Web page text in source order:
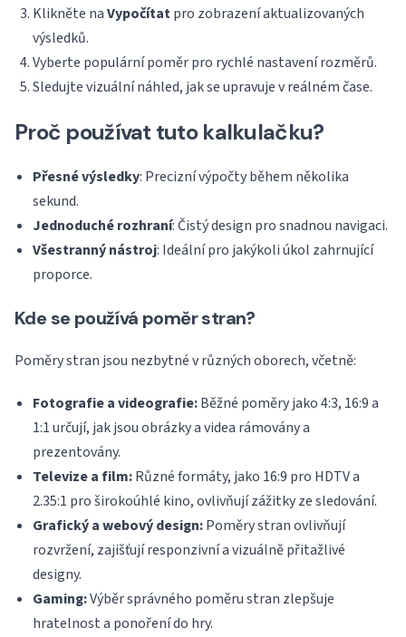
Klikněte naVypočítatpro zobrazení aktualizovaných
výsledků.
Vyberte populární poměr pro rychlé nastavení rozměrů.
Sledujte vizuální náhled, jak se upravuje v reálném čase.
Proč používat tuto kalkulačku?
Přesné výsledky: Precizní výpočty během několika
sekund.
Jednoduché rozhraní: Čistý design pro snadnou navigaci.
Všestranný nástroj: Ideální pro jakýkoli úkol zahrnující
proporce.
Kde se používá poměr stran?
Poměry stran jsou nezbytné v různých oborech, včetně:
Fotografie a videografie:Běžné poměry jako 4:3, 16:9 a
1:1 určují, jak jsou obrázky a videa rámovány a
prezentovány.
Televize a film:Různé formáty, jako 16:9 pro HDTV a
2.35:1 pro širokoúhlé kino, ovlivňují zážitky ze sledování.
Grafický a webový design:Poměry stran ovlivňují
rozvržení, zajišťují responzivní a vizuálně přitažlivé
designy.
Gaming:Výběr správného poměru stran zlepšuje
hratelnost a ponoření do hry.